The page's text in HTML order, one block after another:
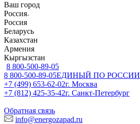
Ваш город
Россия
Россия
Беларусь
Казахстан
Армения
Кыргызстан
8 800-500-89-05
8 800-500-89-05ЕДИНЫЙ ПО РОССИИ
+7 (499) 653-62-02г. Москва
+7 (812) 425-35-42г. Санкт-Петербург
Обратная связь
info@energozapad.ru